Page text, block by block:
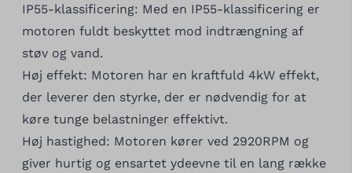
IP55-klassificering: Med en IP55-klassificering er
motoren fuldt beskyttet mod indtrængning af
støv og vand.
Høj effekt: Motoren har en kraftfuld 4kW effekt,
der leverer den styrke, der er nødvendig for at
køre tunge belastninger effektivt.
Høj hastighed: Motoren kører ved 2920RPM og
giver hurtig og ensartet ydeevne til en lang række